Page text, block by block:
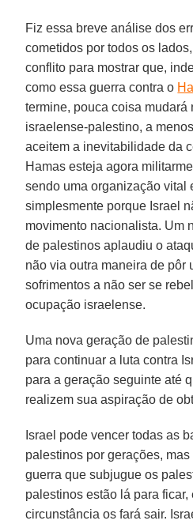
Fiz essa breve análise dos
cometidos por todos os
conflito para mostrar que,
como essa guerra contra o
termine, pouca coisa
israelense-palestino, a
aceitem a inevitabilidade da
Hamas esteja agora
sendo uma organização vital
simplesmente porque Israel
movimento nacionalista. Um
de palestinos aplaudiu o
não via outra maneira de pôr
sofrimentos a não ser se
ocupação israelense.
Uma nova geração de
para continuar a luta contra
para a geração seguinte até
realizem sua aspiração de
Israel pode vencer todas as
palestinos por gerações,
guerra que subjugue os
palestinos estão lá para ficar,
circunstância os fará sair.